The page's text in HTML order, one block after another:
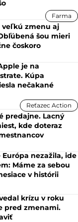
Farma
veľkú zmenu aj
šou mieri
čoskoro
je na
Kúpa
nečakané
Reťazec Action
predajne. Lacný
kde doteraz
nezažila, ide
Máme za sebou
v histórii
krízu v roku
pred zmenami.